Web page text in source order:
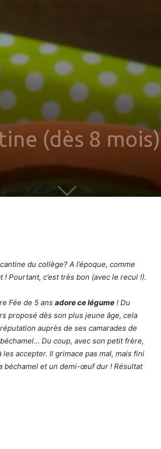
(dès 8 mois)
du collège? A l’époque, comme
Pourtant, c’est très bon (avec le recul !).
Fée de 5 ans adore ce légume ! Du
proposé dès son plus jeune âge, cela
auprès de ses camarades de
Du coup, avec son petit frère,
accepter. Il grimace pas mal, mais fini
béchamel et un demi-œuf dur ! Résultat